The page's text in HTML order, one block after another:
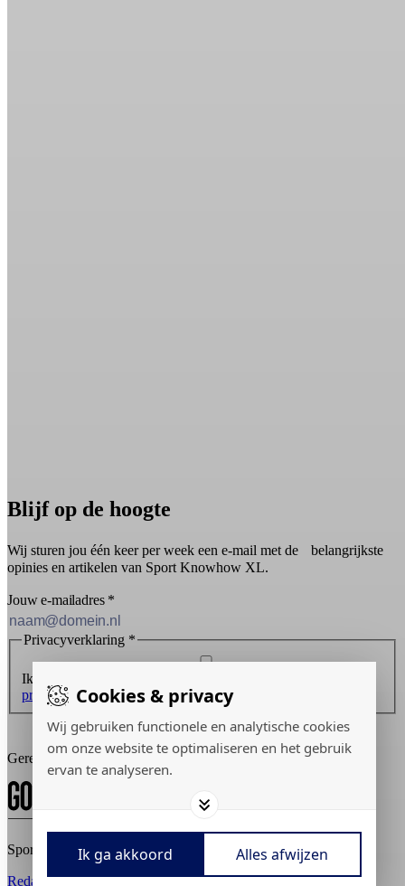
Cookies & privacy
Wij gebruiken functionele en analytische cookies
om onze website te optimaliseren en het gebruik
ervan te analyseren.
Ik ga akkoord Alles afwijzen
Blijf op de hoogte
Wij sturen jou één keer per week een e-mail met de belangrijkste
opinies en artikelen van Sport Knowhow XL.
Jouw e-mailadres *
Privacyverklaring *
Ik ontvang graag de nieuwsbrief en ga akkoord met de
privacyverklaring.
Inschrijven
Gerealiseerd door:
Sport Knowhow XL © 2026
RedactiestatuutAdverterenPrivacy policy